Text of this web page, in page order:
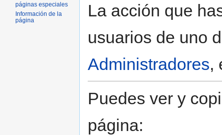
La acción que
usuarios de uno
Administradores,
Puedes ver y
página:
páginas especiales
Información de la
página